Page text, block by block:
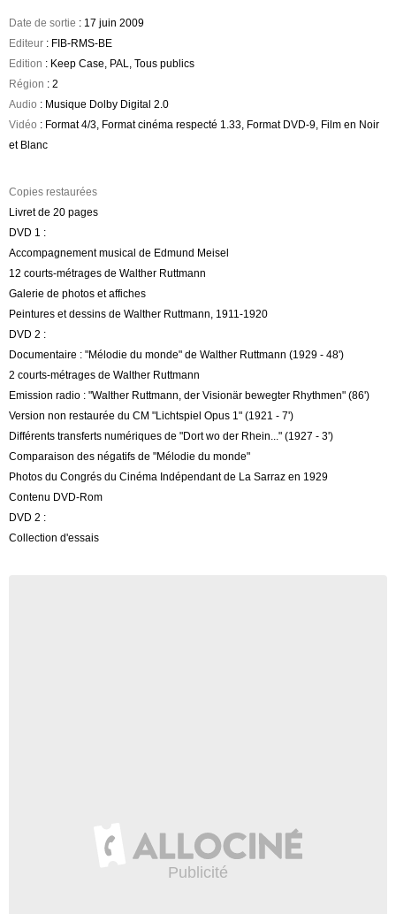
Date de sortie : 17 juin 2009
Editeur : FIB-RMS-BE
Edition : Keep Case, PAL, Tous publics
Région : 2
Audio : Musique Dolby Digital 2.0
Vidéo : Format 4/3, Format cinéma respecté 1.33, Format DVD-9, Film en Noir
et Blanc
Copies restaurées
Livret de 20 pages
DVD 1 :
Accompagnement musical de Edmund Meisel
12 courts-métrages de Walther Ruttmann
Galerie de photos et affiches
Peintures et dessins de Walther Ruttmann, 1911-1920
DVD 2 :
Documentaire : "Mélodie du monde" de Walther Ruttmann (1929 - 48')
2 courts-métrages de Walther Ruttmann
Emission radio : "Walther Ruttmann, der Visionär bewegter Rhythmen" (86')
Version non restaurée du CM "Lichtspiel Opus 1" (1921 - 7')
Différents transferts numériques de "Dort wo der Rhein..." (1927 - 3')
Comparaison des négatifs de "Mélodie du monde"
Photos du Congrés du Cinéma Indépendant de La Sarraz en 1929
Contenu DVD-Rom
DVD 2 :
Collection d'essais